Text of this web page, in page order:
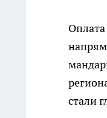
Оплата
стали